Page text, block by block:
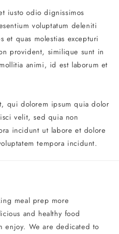
iusto odio dignissimos
voluptatum deleniti
et quas molestias excepturi
provident, similique sunt in
animi, id est laborum et
qui dolorem ipsum quia dolor
velit, sed quia non
incidunt ut labore et dolore
tempora incidunt.
meal prep more
and healthy food
enjoy. We are dedicated to